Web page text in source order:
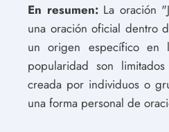
En resumen:La oración
una oración oficial dentro
un origen específico
popularidad son
creada por individuos o
una forma personal de